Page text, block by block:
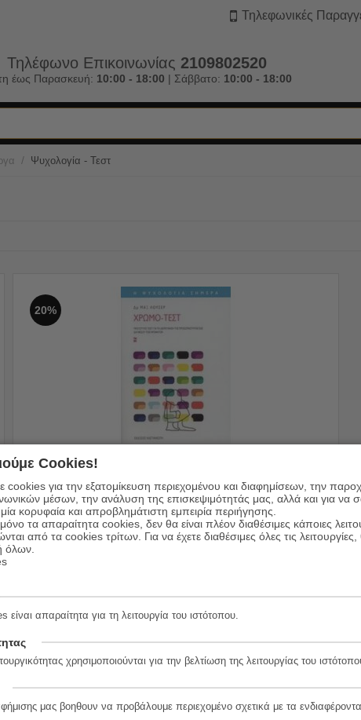
Τηλεφωνικές
Τηλέφωνο Επικοινωνίας 2109802520
έως Παρασκευή: 10:00 - 18:00 | Σάββατο: 10:00 - 18:00
/ Ψυχολογία - Τεστ
20%
Συγγραφέας:Μαξ Λούσερ
Εκδόσεις:Εκδόσεις Καστανιώτη
12.00 €
9.60 €
μας!
Cookies!
cookies για την εξατομίκευση περιεχομένου και διαφημίσεων, την
μέσων, την ανάλυση της επισκεψιμότητάς μας, αλλά και για να
κορυφαία και απροβλημάτιστη εμπειρία περιήγησης.
τα απαραίτητα cookies, δεν θα είναι πλέον διαθέσιμες κάποιες
από τα cookies τρίτων. Για να έχετε διαθέσιμες όλες τις
όλων.
είναι απαραίτητα για τη λειτουργία του ιστότοπου.
χρησιμοποιούνται για την βελτίωση της λειτουργίας του
μας βοηθουν να προβάλουμε περιεχομένο σχετικά με τα